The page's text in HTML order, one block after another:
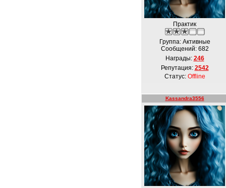
Практик
Группа: Активные
Сообщений: 682
Награды: 246
Репутация: 2542
Статус: Offline
Kassandra3556